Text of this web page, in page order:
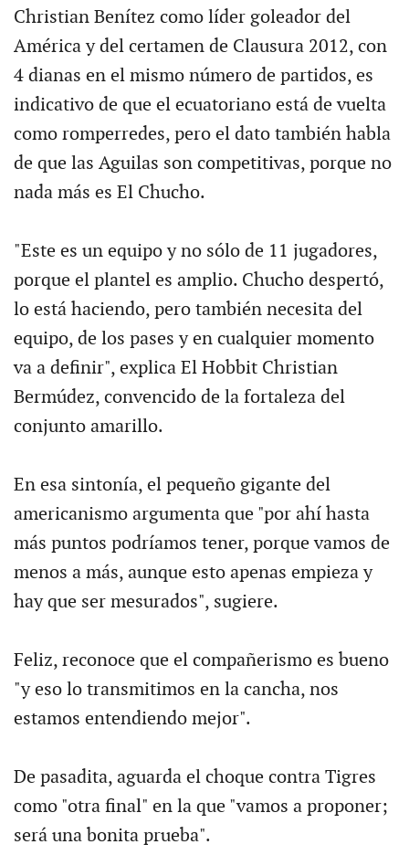
Christian Benítez como líder goleador del
América y del certamen de Clausura 2012, con
4 dianas en el mismo número de partidos, es
indicativo de que el ecuatoriano está de vuelta
como romperredes, pero el dato también habla
de que las Aguilas son competitivas, porque no
nada más es El Chucho.
"Este es un equipo y no sólo de 11 jugadores,
porque el plantel es amplio. Chucho despertó,
lo está haciendo, pero también necesita del
equipo, de los pases y en cualquier momento
va a definir", explica El Hobbit Christian
Bermúdez, convencido de la fortaleza del
conjunto amarillo.
En esa sintonía, el pequeño gigante del
americanismo argumenta que "por ahí hasta
más puntos podríamos tener, porque vamos de
menos a más, aunque esto apenas empieza y
hay que ser mesurados", sugiere.
Feliz, reconoce que el compañerismo es bueno
"y eso lo transmitimos en la cancha, nos
estamos entendiendo mejor".
De pasadita, aguarda el choque contra Tigres
como "otra final" en la que "vamos a proponer;
será una bonita prueba".